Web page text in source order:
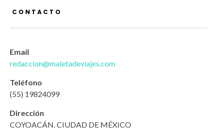
CONTACTO
Email
redaccion@maletadeviajes.com
Teléfono
(55) 19824099
Dirección
COYOACÁN. CIUDAD DE MÉXICO